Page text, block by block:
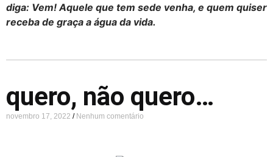
diga: Vem! Aquele que tem sede venha, e quem quiser
receba de graça a água da vida.
quero, não quero…
novembro 17, 2022 Nenhum comentário